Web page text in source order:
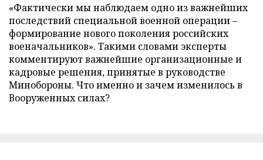
«Фактически мы наблюдаем одно из важнейших
последствий специальной военной операции –
формирование нового поколения российских
военачальников». Такими словами эксперты
комментируют важнейшие организационные и
кадровые решения, принятые в руководстве
Минобороны. Что именно и зачем изменилось в
Вооруженных силах?